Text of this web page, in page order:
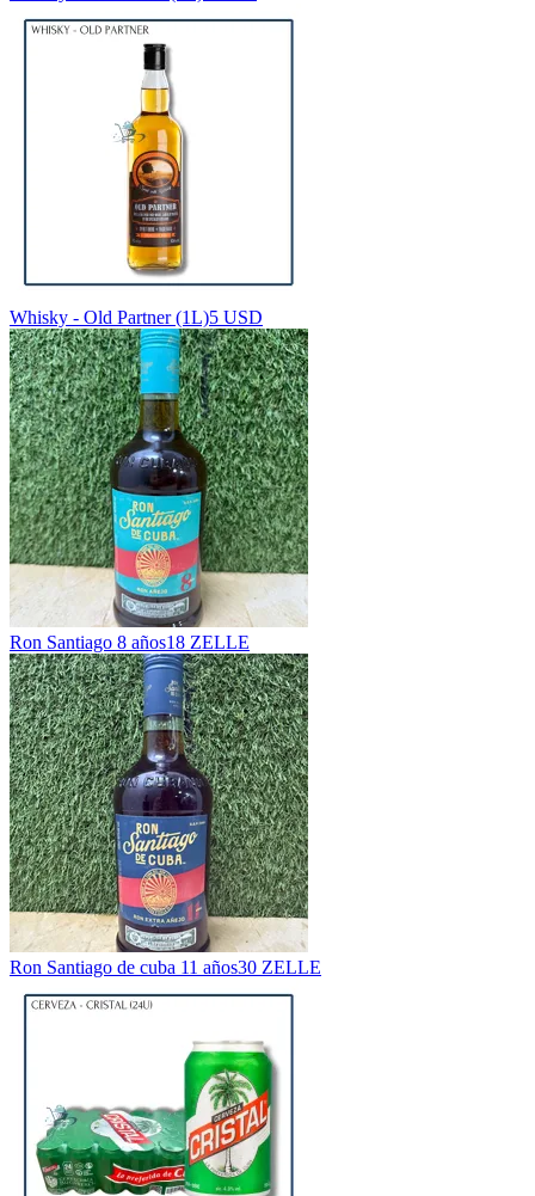
Whisky - Old Partner (1L)5 USD
Ron Santiago 8 años18 ZELLE
Ron Santiago de cuba 11 años30 ZELLE